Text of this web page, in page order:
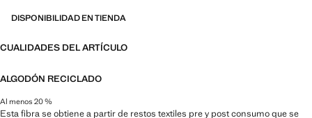
DISPONIBILIDAD EN TIENDA
CUALIDADES DEL ARTÍCULO
ALGODÓN RECICLADO
Al menos 20 %
Esta fibra se obtiene a partir de restos textiles pre y post consumo que se